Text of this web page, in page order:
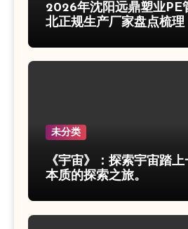
2026年沈阳远鼎塑业PE
北正规生产厂家盘点梳理
未分类
《宇宙》：探索宇宙踏
本质的探索之旅。